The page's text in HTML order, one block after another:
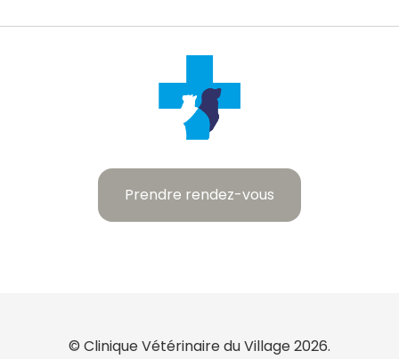
Prendre rendez-vous
© Clinique Vétérinaire du Village 2026.